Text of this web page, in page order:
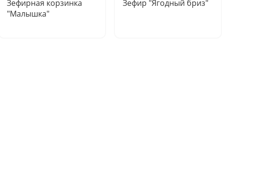
Зефирная корзинка
"Малышка"
Зефир "Ягодный бриз"